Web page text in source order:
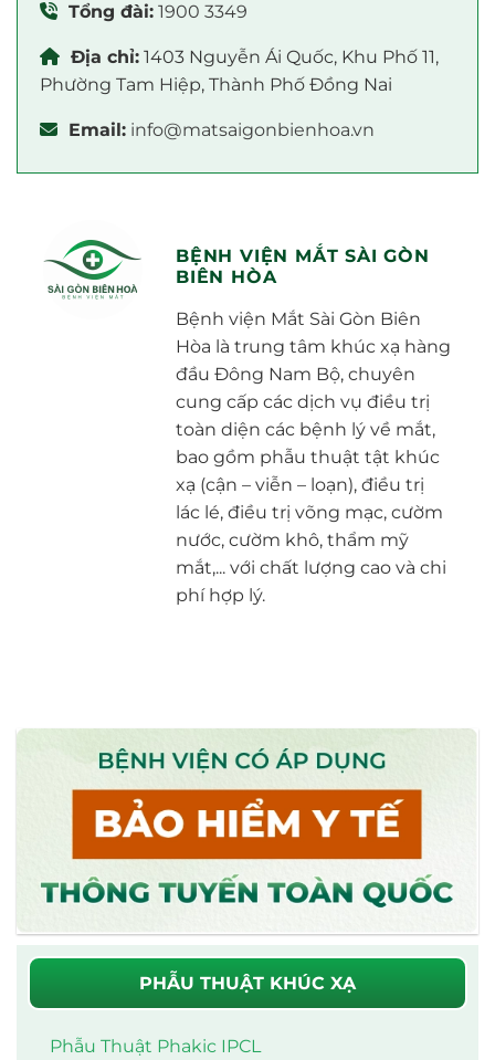
Tổng đài: 1900 3349
Địa chỉ: 1403 Nguyễn Ái Quốc, Khu Phố 11,
Phường Tam Hiệp, Thành Phố Đồng Nai
Email: info@matsaigonbienhoa.vn
BỆNH VIỆN MẮT SÀI GÒN
BIÊN HÒA
Bệnh viện Mắt Sài Gòn Biên
Hòa là trung tâm khúc xạ hàng
đầu Đông Nam Bộ, chuyên
cung cấp các dịch vụ điều trị
toàn diện các bệnh lý về mắt,
bao gồm phẫu thuật tật khúc
xạ (cận – viễn – loạn), điều trị
lác lé, điều trị võng mạc, cườm
nước, cườm khô, thẩm mỹ
mắt,... với chất lượng cao và chi
phí hợp lý.
PHẪU THUẬT KHÚC XẠ
Phẫu Thuật Phakic IPCL